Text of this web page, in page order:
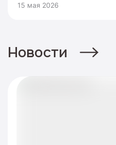
15 мая 2026
Новости